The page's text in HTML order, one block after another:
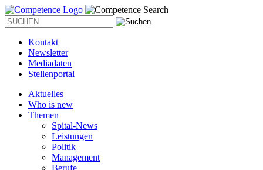
Kontakt
Newsletter
Mediadaten
Stellenportal
Aktuelles
Who is new
Themen
Spital-News
Leistungen
Politik
Management
Berufe